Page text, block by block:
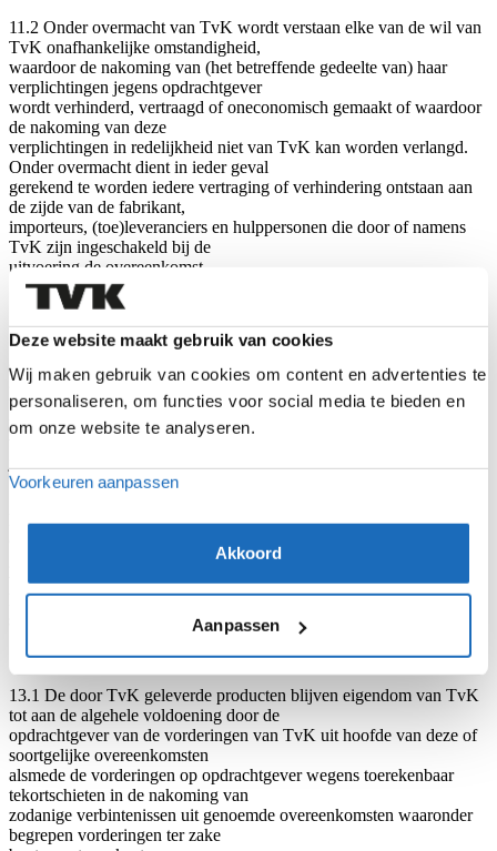
Deze website maakt gebruik van cookies
Wij maken gebruik van cookies om content en advertenties te
personaliseren, om functies voor social media te bieden en
om onze website te analyseren.
Voorkeuren aanpassen
Akkoord
Aanpassen
11.2 Onder overmacht van TvK wordt verstaan elke van de wil van
TvK onafhankelijke omstandigheid,
waardoor de nakoming van (het betreffende gedeelte van) haar
verplichtingen jegens opdrachtgever
wordt verhinderd, vertraagd of oneconomisch gemaakt of waardoor
de nakoming van deze
verplichtingen in redelijkheid niet van TvK kan worden verlangd.
Onder overmacht dient in ieder geval
gerekend te worden iedere vertraging of verhindering ontstaan aan
de zijde van de fabrikant,
importeurs, (toe)leveranciers en hulppersonen die door of namens
TvK zijn ingeschakeld bij de
uitvoering de overeenkomst.
12. Reclames
12.1 Reclames inzake gebreken aan het geleverde dienen uiterlijk bij
24 uur nadat deze gebreken redelijkerwijs geconstateerd konden
worden, schriftelijk aan TvK te worden
meegedeeld. Opdrachtgever heeft geen recht op reclame als hij zijn
verplichtingen uit de overeenkomst
keus het gebrek te herstellen dan wel het
geven. Door voldoening aan een
van deze prestaties binnen redelijke termijn is TvK gekweten van
haar verplichtingen en is zij geen
schadevergoeding verschuldigd.
13. Eigendomsvoorbehoud
13.1 De door TvK geleverde producten blijven eigendom van TvK
tot aan de algehele voldoening door de
opdrachtgever van de vorderingen van TvK uit hoofde van deze of
soortgelijke overeenkomsten
alsmede de vorderingen op opdrachtgever wegens toerekenbaar
tekortschieten in de nakoming van
zodanige verbintenissen uit genoemde overeenkomsten waaronder
begrepen vorderingen ter zake